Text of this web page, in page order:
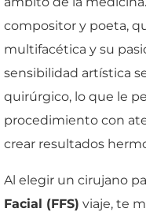
compositor y poeta,
multifacética y su
sensibilidad artística
quirúrgico, lo que le
procedimiento con
crear resultados
Al elegir un cirujano
Facial (FFS) viaje, te